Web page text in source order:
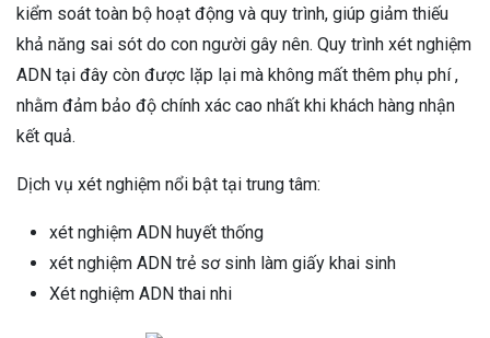
kiểm soát toàn bộ hoạt động và quy trình, giúp giảm thiếu
khả năng sai sót do con người gây nên. Quy trình xét nghiệm
ADN tại đây còn được lặp lại mà không mất thêm phụ phí ,
nhằm đảm bảo độ chính xác cao nhất khi khách hàng nhận
kết quả.
Dịch vụ xét nghiệm nổi bật tại trung tâm:
xét nghiệm ADN huyết thống
xét nghiệm ADN trẻ sơ sinh làm giấy khai sinh
Xét nghiệm ADN thai nhi